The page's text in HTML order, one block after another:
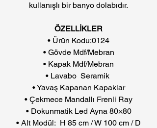
kullanışlı bir banyo dolabıdır.
ÖZELLİKLER
• Ürün Kodu:0124
• Gövde Mdf/Mebran
• Kapak Mdf/Mebran
• Lavabo Seramik
• Yavaş Kapanan Kapaklar
• Çekmece Mandallı Frenli Ray
• Dokunmatik Led Ayna 80×80
• Alt Modül: H 85 cm / W 100 cm / D